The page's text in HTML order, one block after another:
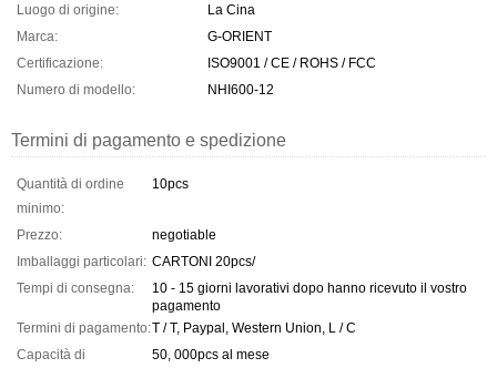
Luogo di origine:
La Cina
Marca:
G-ORIENT
Certificazione:
ISO9001 / CE / ROHS / FCC
Numero di modello:
NHI600-12
Termini di pagamento e spedizione
Quantità di ordine
minimo:
10pcs
Prezzo:
negotiable
Imballaggi particolari: CARTONI 20pcs/
Tempi di consegna:
10 - 15 giorni lavorativi dopo hanno ricevuto il vostro
pagamento
Termini di pagamento:T / T, Paypal, Western Union, L / C
Capacità di
50, 000pcs al mese